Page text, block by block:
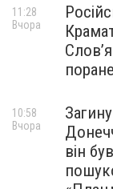
11:28
Вчора
він
10:58
Вчора